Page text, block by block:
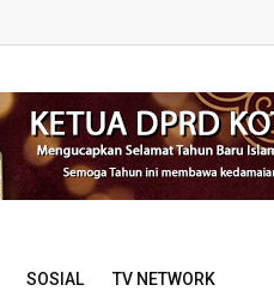
SOSIAL TV NETWORK